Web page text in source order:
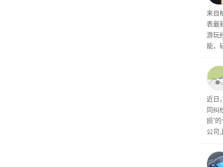
内
来自
表最
游玩
能，
训练
近日
同纠
损”
公司
事